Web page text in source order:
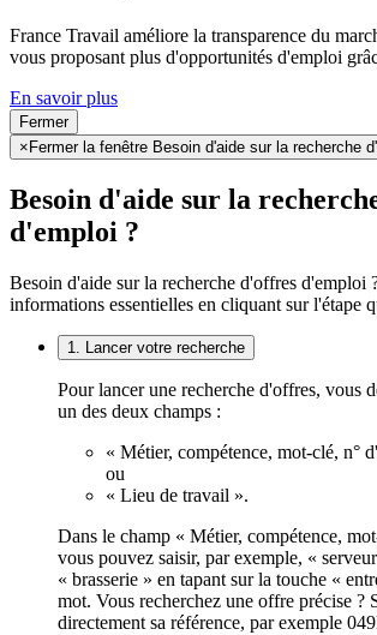
France Travail améliore la transparence du
vous proposant plus d'opportunités d'emploi
En savoir plus
Fermer
× Fermer la fenêtre Besoin d'aide sur la recherche
Besoin d'aide sur la
d'emploi ?
Besoin d'aide sur la recherche d'offres d'emploi
informations essentielles en cliquant sur l'étape
1. Lancer votre recherche
Pour lancer une recherche d'offres, vous
un des deux champs :
« Métier, compétence, mot-clé, n°
ou
« Lieu de travail ».
Dans le champ « Métier, compétence,
vous pouvez saisir, par exemple, «
« brasserie » en tapant sur la touche «
mot. Vous recherchez une offre précise ?
directement sa référence, par exemple